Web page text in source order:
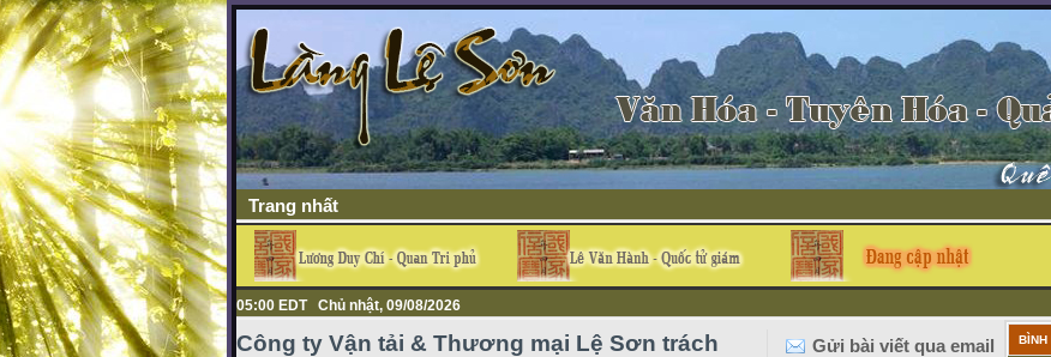
Trang nhất
05:00 EDT Chủ nhật, 09/08/2026
Gửi bài viết qua email
Công ty Vận tải & Thương mại Lệ Sơn trách
BÌNH